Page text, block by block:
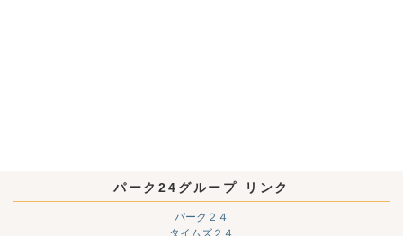
パーク24グループ リンク
パーク２４
タイムズ２４